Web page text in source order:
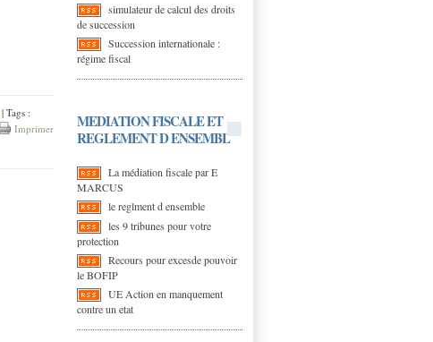
simulateur de calcul des droits
de succession
Succession internationale :
régime fiscal
MEDIATION FISCALE ET
REGLEMENT D ENSEMBL
La médiation fiscale par E
MARCUS
le reglment d ensemble
les 9 tribunes pour votre
protection
Recours pour excesde pouvoir
le BOFIP
UE Action en manquement
contre un etat
| Tags :
Imprimer